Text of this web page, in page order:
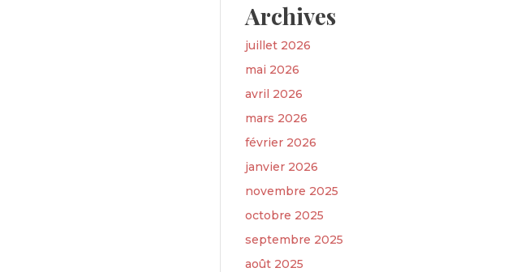
Archives
juillet 2026
mai 2026
avril 2026
mars 2026
février 2026
janvier 2026
novembre 2025
octobre 2025
septembre 2025
août 2025